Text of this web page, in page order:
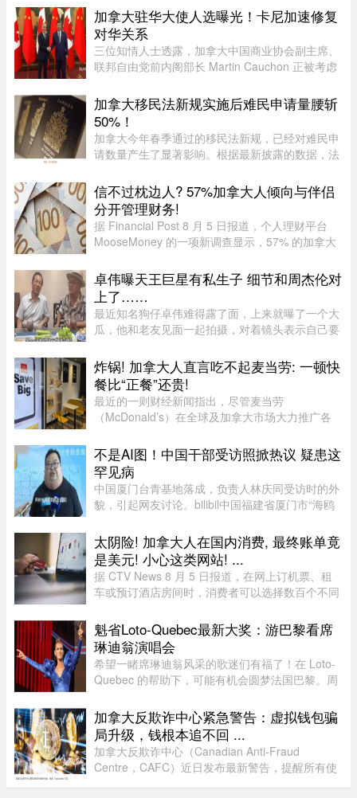
内的多支魁省警力在 8 月 1 ...
加拿大驻华大使人选曝光！卡尼加速修复
对华关系
三位知情人士透露，加拿大中国商业协会副主席、
联邦自由党前内阁部长 Martin Cauchon 正被考虑
力修复受损的外交和经济关系。Martin Cauchon
曾在让·克雷蒂安政府任司 ...
加拿大移民法新规实施后难民申请量腰斩
50%！
加拿大今年春季通过的移民法新规，已经对难民申
请数量产生了显著影响。根据最新披露的数据，法
请，较去年同期的 2.78 万宗减少近一半。新法生
效，难民通道收紧今年 3 ...
信不过枕边人? 57%加拿大人倾向与伴侣
分开管理财务!
据 Financial Post 8 月 5 日报道，个人理财平台
MooseMoney 的一项新调查显示，57% 的加拿大
调查于 6 月收集了 639 名加拿大成年人的反馈，
发现在稳定关系中，最受欢 ...
卓伟曝天王巨星有私生子 细节和周杰伦对
上了……
最近知名狗仔卓伟难得露了面，上来就曝了一个大
瓜，他和老友见面一起拍摄，对着镜头表示自己要
下，卓伟爆料之前明确表示，故事就是故事，他手
头也没有真凭实据，建议大 ...
炸锅! 加拿大人直言吃不起麦当劳: 一顿快
餐比“正餐”还贵!
最近的一则财经新闻指出，尽管麦当劳
（McDonald’s）在全球及加拿大市场大力推广各
度依然出现了明显的放缓。图片来源：Global
News这一现象在加拿大知名社区论坛 r/ ...
不是AI图！中国干部受访照掀热议 疑患这
罕见病
中国厦门台青基地落成，负责人林庆同受访时的外
貌，引起网友讨论。bilibil中国福建省厦门市“海鸥
时，异常肿大的脖子引起网友议论，被怀疑是AI特
效。不过，有认识他的 ...
太阴险! 加拿大人在国内消费, 最终账单竟
是美元! 小心这类网站! ...
据 CTV News 8 月 5 日报道，在网上订机票、租
车或预订酒店房间时，消费者可以选择数百个不同
虽然有些旅游类网站是加拿大本地公司，但许多并
非如此，即使你要前往加拿 ...
魁省Loto-Quebec最新大奖：游巴黎看席
琳迪翁演唱会
希望一睹席琳迪翁风采的歌迷们有福了！在 Loto-
Quebec 的帮助下，可能有机会圆梦法国巴黎。周
Experience”抽奖活动，将抽出两位幸运歌迷（每
人可携一名同伴），邀他们亲临现 ...
加拿大反欺诈中心紧急警告：虚拟钱包骗
局升级，钱根本追不回 ...
加拿大反欺诈中心（Canadian Anti-Fraud
Centre，CAFC）近日发布最新警告，提醒所有使